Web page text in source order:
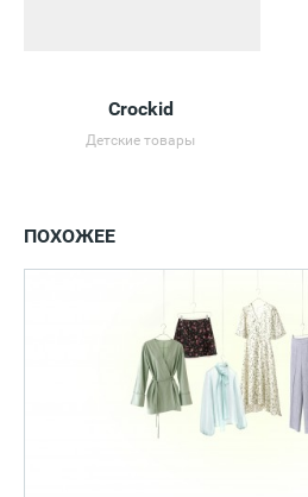
Crockid
Детские товары
ПОХОЖЕЕ